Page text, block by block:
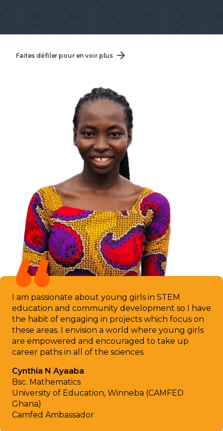
Faites défiler pour en voir plus
I am passionate about young girls in STEM
education and community development so I have
the habit of engaging in projects which focus on
these areas. I envision a world where young girls
are empowered and encouraged to take up
career paths in all of the sciences.
Cynthia N Ayaaba
Bsc. Mathematics
University of Education, Winneba (CAMFED
Ghana)
Camfed Ambassador